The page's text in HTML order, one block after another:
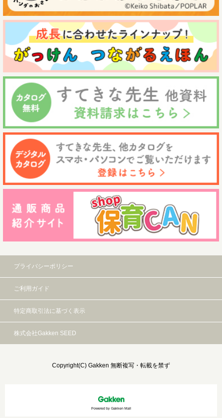
プライバシーポリシー
ご利用ガイド
特定商取引法に基づく表示
株式会社Gakken SEED
Copyright(C) Gakken 無断複写・転載を禁ず
Powered by Gakken Mall